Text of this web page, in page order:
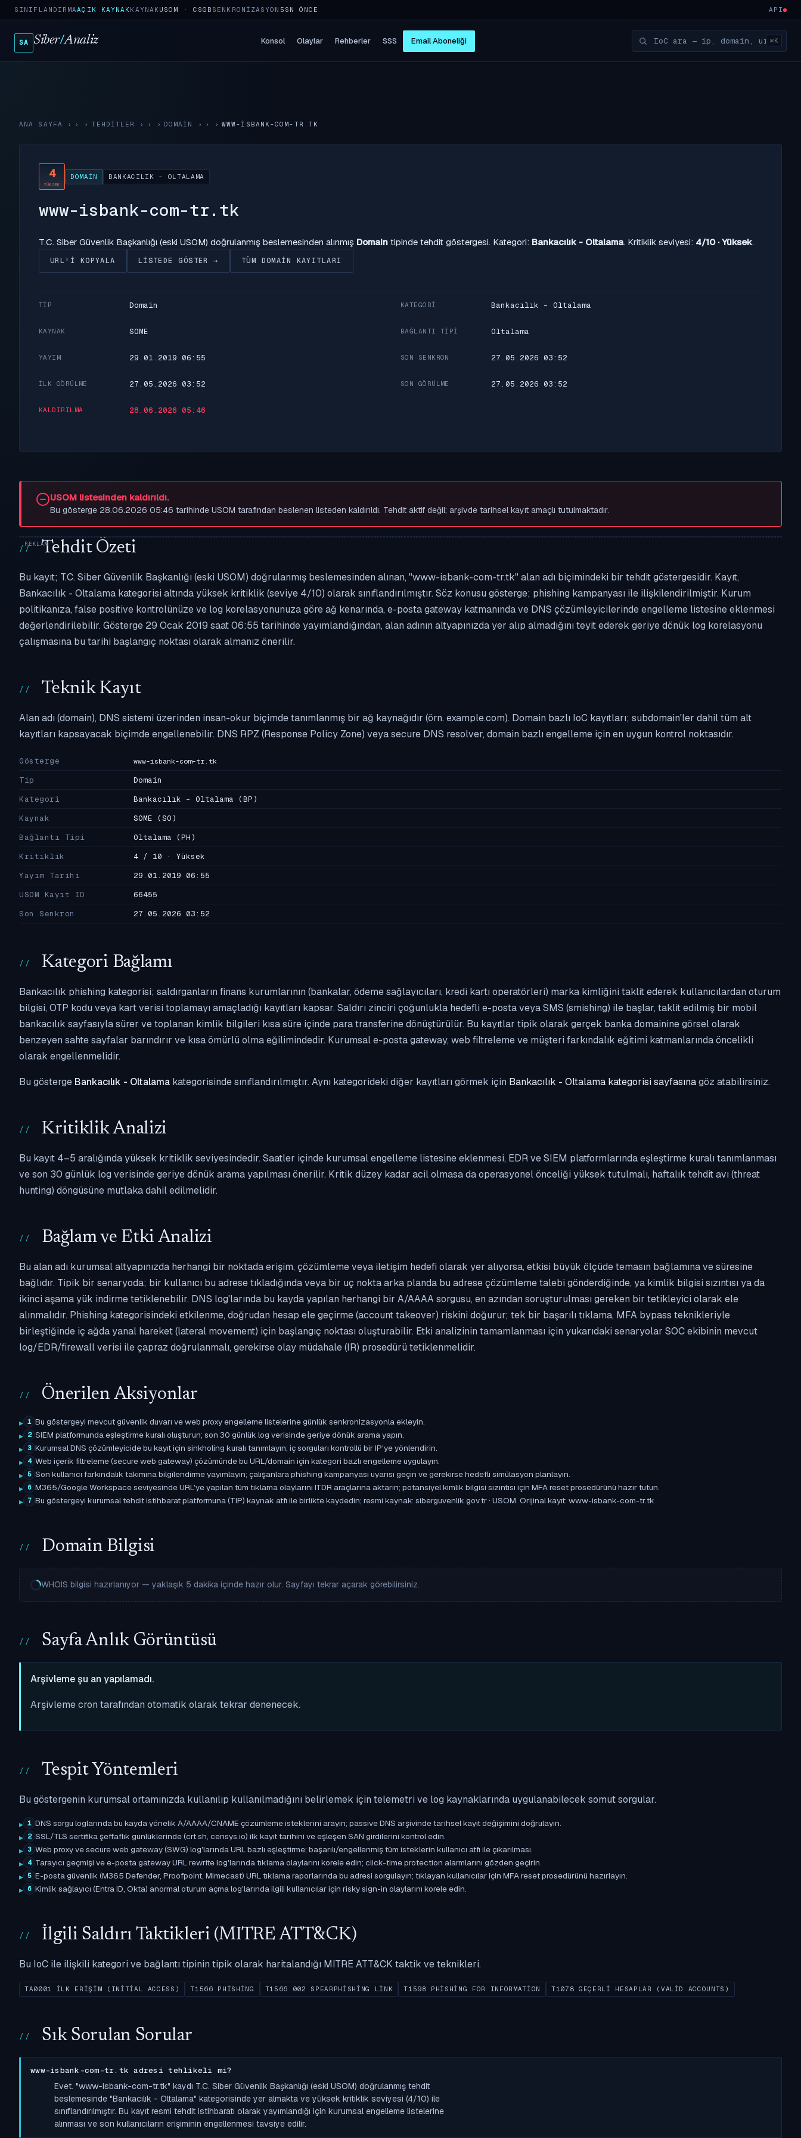
SINIFLANDIRMAAÇIK KAYNAKKAYNAKUSOM · CSGB SENKRONIZASYON 5SN ÖNCE API
SA Siber/Analiz Konsol Olaylar Rehberler SSS Email Aboneliği ⌘K
ANA SAYFA › TEHDITLER › DOMAIN › WWW-ISBANK-COM-TR.TK
4
YÜKSEK
DOMAIN BANKACILIK - OLTALAMA
www-isbank-com-tr.tk
T.C. Siber Güvenlik Başkanlığı (eski USOM) doğrulanmış beslemesinden alınmış Domain tipinde tehdit göstergesi. Kategori: Bankacılık - Oltalama. Kritiklik seviyesi: 4/10 · Yüksek.
URL'I KOPYALA LISTEDE GÖSTER → TÜM DOMAIN KAYITLARI
TIP Domain KATEGORI Bankacılık - Oltalama
KAYNAK SOME BAĞLANTI TIPI Oltalama
YAYIM 29.01.2019 06:55 SON SENKRON 27.05.2026 03:52
İLK GÖRÜLME 27.05.2026 03:52 SON GÖRÜLME 27.05.2026 03:52
KALDIRILMA 28.06.2026 05:46
USOM listesinden kaldırıldı.
Bu gösterge 28.06.2026 05:46 tarihinde USOM tarafından beslenen listeden kaldırıldı. Tehdit aktif değil; arşivde tarihsel kayıt amaçlı tutulmaktadır.
Tehdit Özeti
Bu kayıt; T.C. Siber Güvenlik Başkanlığı (eski USOM) doğrulanmış beslemesinden alınan, "www-isbank-com-tr.tk" alan adı biçimindeki bir tehdit göstergesidir. Kayıt,
Bankacılık - Oltalama kategorisi altında yüksek kritiklik (seviye 4/10) olarak sınıflandırılmıştır. Söz konusu gösterge; phishing kampanyası ile ilişkilendirilmiştir. Kurum
politikanıza, false positive kontrolünüze ve log korelasyonunuza göre ağ kenarında, e-posta gateway katmanında ve DNS çözümleyicilerinde engelleme listesine eklenmesi
değerlendirilebilir. Gösterge 29 Ocak 2019 saat 06:55 tarihinde yayımlandığından, alan adının altyapınızda yer alıp almadığını teyit ederek geriye dönük log korelasyonu
çalışmasına bu tarihi başlangıç noktası olarak almanız önerilir.
Teknik Kayıt
Alan adı (domain), DNS sistemi üzerinden insan-okur biçimde tanımlanmış bir ağ kaynağıdır (örn. example.com). Domain bazlı IoC kayıtları; subdomain'ler dahil tüm alt
kayıtları kapsayacak biçimde engellenebilir. DNS RPZ (Response Policy Zone) veya secure DNS resolver, domain bazlı engelleme için en uygun kontrol noktasıdır.
Gösterge www-isbank-com-tr.tk
Tip
Domain
Kategori
Bankacılık - Oltalama (BP)
Kaynak
SOME (SO)
Bağlantı Tipi
Oltalama (PH)
Kritiklik
4 / 10 · Yüksek
Yayım Tarihi
29.01.2019 06:55
USOM Kayıt ID
66455
Son Senkron
27.05.2026 03:52
Kategori Bağlamı
Bankacılık phishing kategorisi; saldırganların finans kurumlarının (bankalar, ödeme sağlayıcıları, kredi kartı operatörleri) marka kimliğini taklit ederek kullanıcılardan oturum
bilgisi, OTP kodu veya kart verisi toplamayı amaçladığı kayıtları kapsar. Saldırı zinciri çoğunlukla hedefli e-posta veya SMS (smishing) ile başlar, taklit edilmiş bir mobil
bankacılık sayfasıyla sürer ve toplanan kimlik bilgileri kısa süre içinde para transferine dönüştürülür. Bu kayıtlar tipik olarak gerçek banka domainine görsel olarak
benzeyen sahte sayfalar barındırır ve kısa ömürlü olma eğilimindedir. Kurumsal e-posta gateway, web filtreleme ve müşteri farkındalık eğitimi katmanlarında öncelikli
olarak engellenmelidir.
Bu gösterge Bankacılık - Oltalama kategorisinde sınıflandırılmıştır. Aynı kategorideki diğer kayıtları görmek için Bankacılık - Oltalama kategorisi sayfasınagöz atabilirsiniz.
Kritiklik Analizi
Bu kayıt 4–5 aralığında yüksek kritiklik seviyesindedir. Saatler içinde kurumsal engelleme listesine eklenmesi, EDR ve SIEM platformlarında eşleştirme kuralı tanımlanması
ve son 30 günlük log verisinde geriye dönük arama yapılması önerilir. Kritik düzey kadar acil olmasa da operasyonel önceliği yüksek tutulmalı, haftalık tehdit avı (threat
hunting) döngüsüne mutlaka dahil edilmelidir.
Bağlam ve Etki Analizi
Bu alan adı kurumsal altyapınızda herhangi bir noktada erişim, çözümleme veya iletişim hedefi olarak yer alıyorsa, etkisi büyük ölçüde temasın bağlamına ve süresine
bağlıdır. Tipik bir senaryoda; bir kullanıcı bu adrese tıkladığında veya bir uç nokta arka planda bu adrese çözümleme talebi gönderdiğinde, ya kimlik bilgisi sızıntısı ya da
ikinci aşama yük indirme tetiklenebilir. DNS log'larında bu kayda yapılan herhangi bir A/AAAA sorgusu, en azından soruşturulması gereken bir tetikleyici olarak ele
alınmalıdır. Phishing kategorisindeki etkilenme, doğrudan hesap ele geçirme (account takeover) riskini doğurur; tek bir başarılı tıklama, MFA bypass teknikleriyle
birleştiğinde iç ağda yanal hareket (lateral movement) için başlangıç noktası oluşturabilir. Etki analizinin tamamlanması için yukarıdaki senaryolar SOC ekibinin mevcut
log/EDR/firewall verisi ile çapraz doğrulanmalı, gerekirse olay müdahale (IR) prosedürü tetiklenmelidir.
Önerilen Aksiyonlar
1 Bu göstergeyi mevcut güvenlik duvarı ve web proxy engelleme listelerine günlük senkronizasyonla ekleyin.
2 SIEM platformunda eşleştirme kuralı oluşturun; son 30 günlük log verisinde geriye dönük arama yapın.
3 Kurumsal DNS çözümleyicide bu kayıt için sinkholing kuralı tanımlayın; iç sorguları kontrollü bir IP'ye yönlendirin.
4 Web içerik filtreleme (secure web gateway) çözümünde bu URL/domain için kategori bazlı engelleme uygulayın.
5 Son kullanıcı farkındalık takımına bilgilendirme yayımlayın; çalışanlara phishing kampanyası uyarısı geçin ve gerekirse hedefli simülasyon planlayın.
6 M365/Google Workspace seviyesinde URL'ye yapılan tüm tıklama olaylarını ITDR araçlarına aktarın; potansiyel kimlik bilgisi sızıntısı için MFA reset prosedürünü hazır tutun.
7 Bu göstergeyi kurumsal tehdit istihbarat platformuna (TIP) kaynak atfı ile birlikte kaydedin; resmi kaynak: siberguvenlik.gov.tr · USOM. Orijinal kayıt: www-isbank-com-tr.tk
Domain Bilgisi
WHOIS bilgisi hazırlanıyor — yaklaşık 5 dakika içinde hazır olur. Sayfayı tekrar açarak görebilirsiniz.
Sayfa Anlık Görüntüsü
Arşivleme şu an yapılamadı.
Arşivleme cron tarafından otomatik olarak tekrar denenecek.
Tespit Yöntemleri
Bu göstergenin kurumsal ortamınızda kullanılıp kullanılmadığını belirlemek için telemetri ve log kaynaklarında uygulanabilecek somut sorgular.
1 DNS sorgu loglarında bu kayda yönelik A/AAAA/CNAME çözümleme isteklerini arayın; passive DNS arşivinde tarihsel kayıt değişimini doğrulayın.
2 SSL/TLS sertifika şeffaflık günlüklerinde (crt.sh, censys.io) ilk kayıt tarihini ve eşleşen SAN girdilerini kontrol edin.
3 Web proxy ve secure web gateway (SWG) log'larında URL bazlı eşleştirme; başarılı/engellenmiş tüm isteklerin kullanıcı atfı ile çıkarılması.
4 Tarayıcı geçmişi ve e-posta gateway URL rewrite log'larında tıklama olaylarını korele edin; click-time protection alarmlarını gözden geçirin.
5 E-posta güvenlik (M365 Defender, Proofpoint, Mimecast) URL tıklama raporlarında bu adresi sorgulayın; tıklayan kullanıcılar için MFA reset prosedürünü hazırlayın.
6 Kimlik sağlayıcı (Entra ID, Okta) anormal oturum açma log'larında ilgili kullanıcılar için risky sign-in olaylarını korele edin.
İlgili Saldırı Taktikleri (MITRE ATT&CK)
Bu IoC ile ilişkili kategori ve bağlantı tipinin tipik olarak haritalandığı MITRE ATT&CK taktik ve teknikleri.
TA0001 İLK ERIŞIM (INITIAL ACCESS) T1566 PHISHING T1566.002 SPEARPHISHING LINK T1598 PHISHING FOR INFORMATION T1078 GEÇERLI HESAPLAR (VALID ACCOUNTS)
Sık Sorulan Sorular
www-isbank-com-tr.tk adresi tehlikeli mi?
Evet. "www-isbank-com-tr.tk" kaydı T.C. Siber Güvenlik Başkanlığı (eski USOM) doğrulanmış tehdit
beslemesinde "Bankacılık - Oltalama" kategorisinde yer almakta ve yüksek kritiklik seviyesi (4/10) ile
sınıflandırılmıştır. Bu kayıt resmi tehdit istihbaratı olarak yayımlandığı için kurumsal engelleme listelerine
alınması ve son kullanıcıların erişiminin engellenmesi tavsiye edilir.